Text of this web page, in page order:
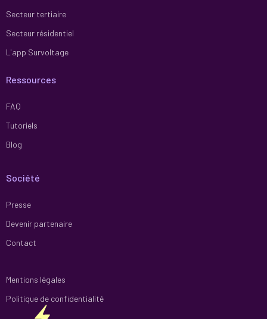
Secteur tertiaire
Secteur résidentiel
L'app Survoltage
Ressources
FAQ
Tutoriels
Blog
Société
Presse
Devenir partenaire
Contact
Mentions légales
Politique de confidentialité